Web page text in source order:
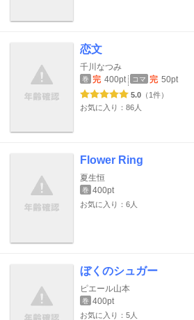
恋文
千川なつみ
巻 完 400pt コマ 完 50pt
5.0 （1件）
お気に入り：86人
Flower Ring
夏生恒
巻 400pt
お気に入り：6人
ぼくのシュガー
ピエール山本
巻 400pt
お気に入り：5人